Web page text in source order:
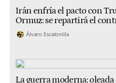
Irán enfría el pacto con
Ormuz: se repartirá el
Álvaro Escalonilla
La guerra moderna: oleada